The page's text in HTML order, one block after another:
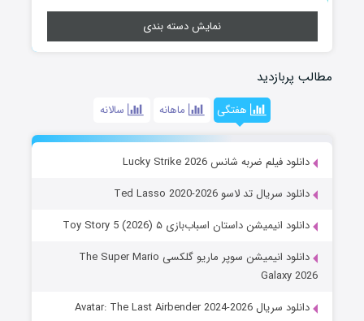
نمایش دسته بندی
مطالب پربازدید
هفتگی ماهانه سالانه
دانلود فیلم ضربه شانس Lucky Strike 2026
دانلود سریال تد لاسو Ted Lasso 2020-2026
دانلود انیمیشن داستان اسباب‌بازی ۵ Toy Story 5 (2026)
دانلود انیمیشن سوپر ماریو گلکسی The Super Mario
Galaxy 2026
دانلود سریال Avatar: The Last Airbender 2024-2026